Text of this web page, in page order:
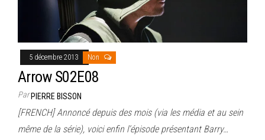
5 décembre 2013 Non
Arrow S02E08
ParPIERRE BISSON
[FRENCH] Annoncé depuis des mois (via les média et au sein
même de la série), voici enfin l’épisode présentant Barry…